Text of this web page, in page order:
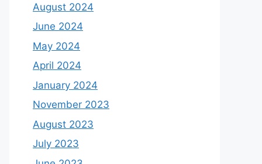
August 2024
June 2024
May 2024
April 2024
January 2024
November 2023
August 2023
July 2023